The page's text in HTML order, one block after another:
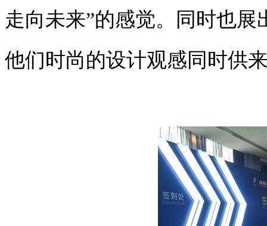
走向未来”的感觉。同时也
他们时尚的设计观感同时供